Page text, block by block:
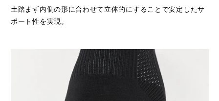
土踏まず内側の形に合わせて立体的にすることで安定したサ
ポート性を実現。